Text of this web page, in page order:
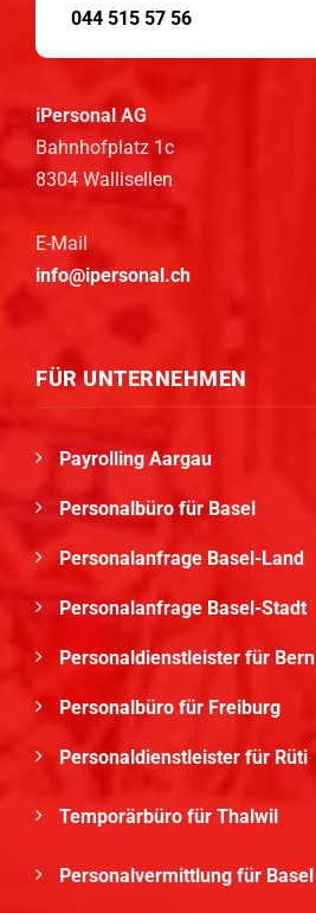
044 515 57 56
iPersonal AG
Bahnhofplatz 1c
8304 Wallisellen
E-Mail
info@ipersonal.ch
FÜR UNTERNEHMEN
Payrolling Aargau
Personalbüro für Basel
Personalanfrage Basel-Land
Personalanfrage Basel-Stadt
Personaldienstleister für Bern
Personalbüro für Freiburg
Personaldienstleister für Rüti
Temporärbüro für Thalwil
Personalvermittlung für Basel